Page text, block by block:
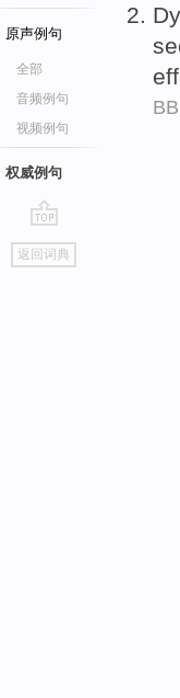
原声例句
全部
音频例句
视频例句
权威例句
go
top
返回词典